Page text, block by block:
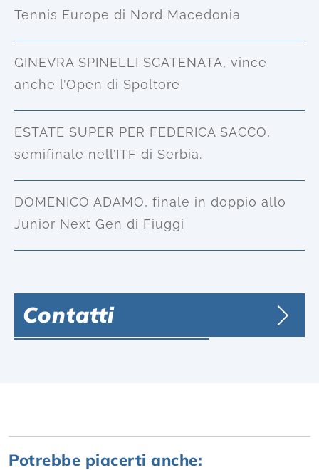
Tennis Europe di Nord Macedonia
GINEVRA SPINELLI SCATENATA, vince
anche l’Open di Spoltore
ESTATE SUPER PER FEDERICA SACCO,
semifinale nell’ITF di Serbia.
DOMENICO ADAMO, finale in doppio allo
Junior Next Gen di Fiuggi
Contatti
Potrebbe piacerti anche: